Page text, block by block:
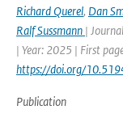
Richard Querel, Dan
Ralf Sussmann |
| Year: 2025 | First
https://doi.org/
Publication